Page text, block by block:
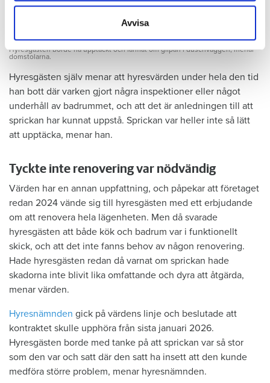
samlat in när du har använt deras tjänster.
Avvisa
Foto: Hyresnämnden
Foto: Hyresnämnden
Hyresgästen borde ha upptäckt och larmat om glipan i duschväggen, menar
domstolarna.
Hyresgästen själv menar att hyresvärden under hela den tid
han bott där varken gjort några inspektioner eller något
underhåll av badrummet, och att det är anledningen till att
sprickan har kunnat uppstå. Sprickan var heller inte så lätt
att upptäcka, menar han.
Tyckte inte renovering var nödvändig
Värden har en annan uppfattning, och påpekar att företaget
redan 2024 vände sig till hyresgästen med ett erbjudande
om att renovera hela lägenheten. Men då svarade
hyresgästen att både kök och badrum var i funktionellt
skick, och att det inte fanns behov av någon renovering.
Hade hyresgästen redan då varnat om sprickan hade
skadorna inte blivit lika omfattande och dyra att åtgärda,
menar värden.
Hyresnämnden gick på värdens linje och beslutade att
kontraktet skulle upphöra från sista januari 2026.
Hyresgästen borde med tanke på att sprickan var så stor
som den var och satt där den satt ha insett att den kunde
medföra större problem, menar hyresnämnden.